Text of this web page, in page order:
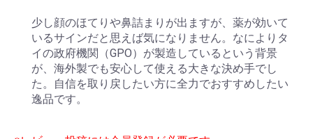
少し顔のほてりや鼻詰まりが出ますが、薬が効いて
いるサインだと思えば気になりません。なによりタ
イの政府機関（GPO）が製造しているという背景
が、海外製でも安心して使える大きな決め手でし
た。自信を取り戻したい方に全力でおすすめしたい
逸品です。